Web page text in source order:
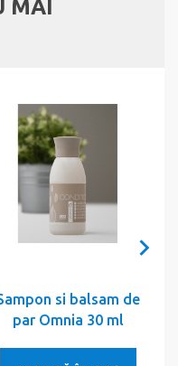
MAI
si balsam de
par Omnia 30 ml